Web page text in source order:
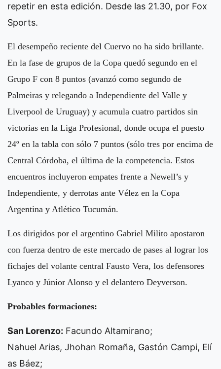
repetir en esta edición. Desde las 21.30, por Fox
Sports.
El desempeño reciente del Cuervo no ha sido brillante.
En la fase de grupos de la Copa quedó segundo en el
Grupo F con 8 puntos (avanzó como segundo de
Palmeiras y relegando a Independiente del Valle y
Liverpool de Uruguay) y acumula cuatro partidos sin
victorias en la Liga Profesional, donde ocupa el puesto
24º en la tabla con sólo 7 puntos (sólo tres por encima de
Central Córdoba, el última de la competencia. Estos
encuentros incluyeron empates frente a Newell’s y
Independiente, y derrotas ante Vélez en la Copa
Argentina y Atlético Tucumán.
Los dirigidos por el argentino Gabriel Milito apostaron
con fuerza dentro de este mercado de pases al lograr los
fichajes del volante central Fausto Vera, los defensores
Lyanco y Júnior Alonso y el delantero Deyverson.
Probables formaciones:
San Lorenzo: Facundo Altamirano;
Nahuel Arias, Jhohan Romaña, Gastón Campi, Elí
as Báez;